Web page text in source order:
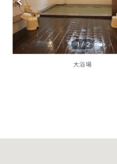
1 /2
大浴場